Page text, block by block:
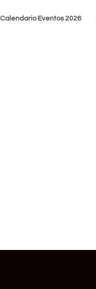
Calendario Eventos 2026